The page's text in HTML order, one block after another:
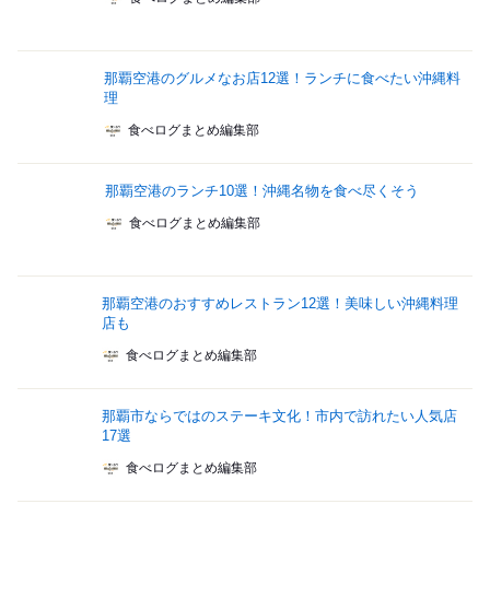
那覇空港のグルメなお店12選！ランチに食べたい沖縄料
理
食べログまとめ編集部
那覇空港のランチ10選！沖縄名物を食べ尽くそう
食べログまとめ編集部
那覇空港のおすすめレストラン12選！美味しい沖縄料理
店も
食べログまとめ編集部
那覇市ならではのステーキ文化！市内で訪れたい人気店
17選
食べログまとめ編集部